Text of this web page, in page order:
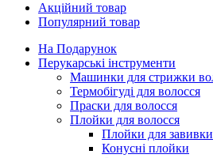
Акційний товар
Популярний товар
На Подарунок
Перукарські інструменти
Машинки для стрижки
Термобігуді для волосся
Праски для волосся
Плойки для волосся
Плойки для завивки
Конусні плойки